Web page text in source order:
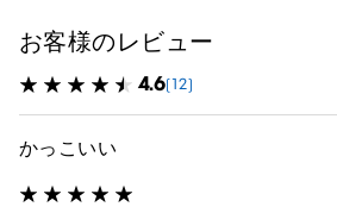
お客様のレビュー
4.6(12)
かっこいい